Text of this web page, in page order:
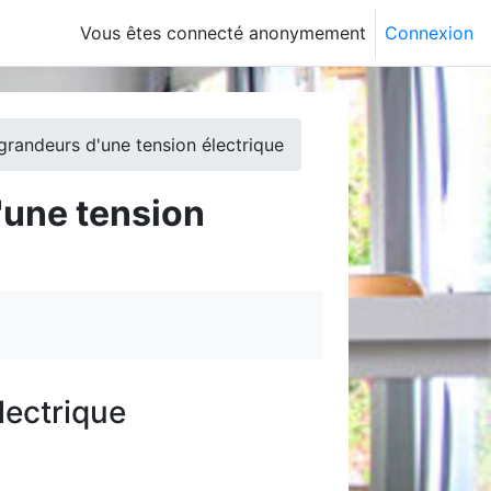
Vous êtes connecté anonymement Connexion
d'une tension électrique
tension